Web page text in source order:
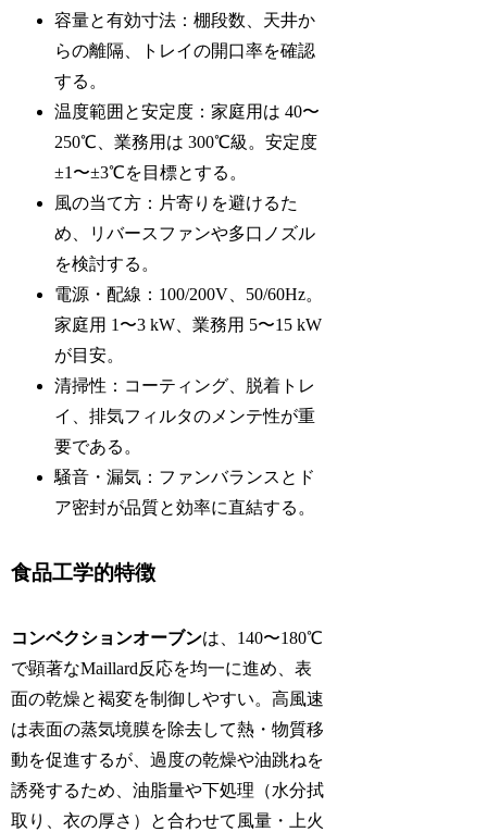
容量と有効寸法：棚段数、天井か
らの離隔、トレイの開口率を確認
する。
温度範囲と安定度：家庭用は 40〜
250℃、業務用は 300℃級。安定度
±1〜±3℃を目標とする。
風の当て方：片寄りを避けるた
め、リバースファンや多口ノズル
を検討する。
電源・配線：100/200V、50/60Hz。
家庭用 1〜3 kW、業務用 5〜15 kW
が目安。
清掃性：コーティング、脱着トレ
イ、排気フィルタのメンテ性が重
要である。
騒音・漏気：ファンバランスとド
ア密封が品質と効率に直結する。
食品工学的特徴
コンベクションオーブンは、140〜180℃
で顕著なMaillard反応を均一に進め、表
面の乾燥と褐変を制御しやすい。高風速
は表面の蒸気境膜を除去して熱・物質移
動を促進するが、過度の乾燥や油跳ねを
誘発するため、油脂量や下処理（水分拭
取り、衣の厚さ）と合わせて風量・上火